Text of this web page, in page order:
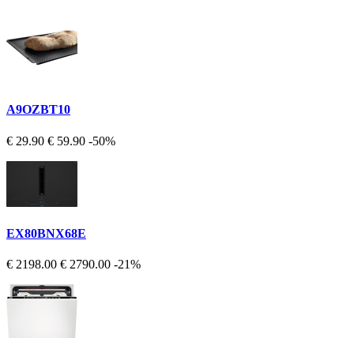
A9OZBT10
€ 29.90 € 59.90 -50%
EX80BNX68E
€ 2198.00 € 2790.00 -21%